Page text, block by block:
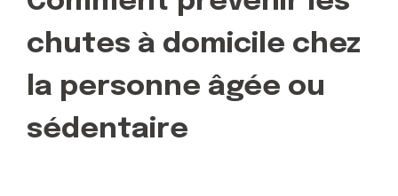
chutes à domicile chez
la personne âgée ou
sédentaire